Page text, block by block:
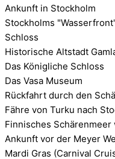
Ankunft in Stockholm
Stockholms
Schloss
Historische Altstadt
Das Königliche Schloss
Das Vasa Museum
Rückfahrt durch den
Fähre von Turku nach
Finnisches Schärenmeer
Ankunft vor der Meyer
Mardi Gras (Carnival